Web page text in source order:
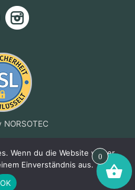
0
Wenn du die Website weiter
Einverständnis aus.
OK